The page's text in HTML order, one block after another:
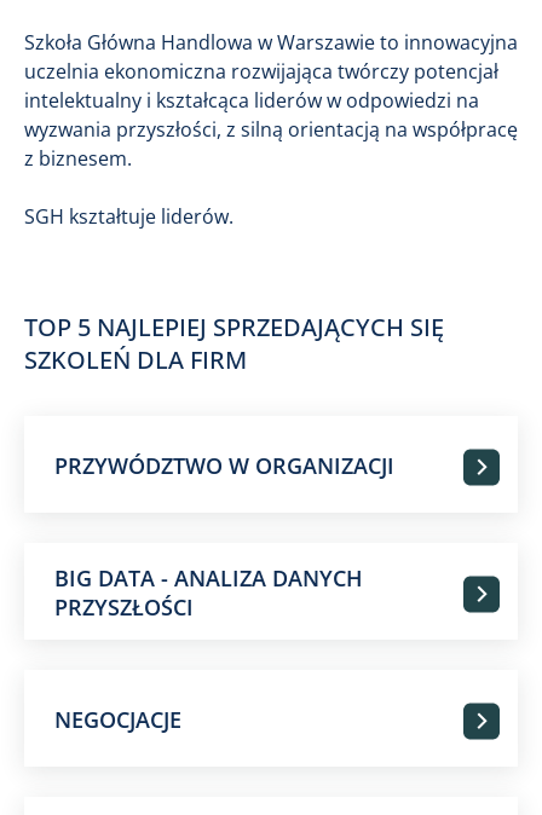
Szkoła Główna Handlowa w Warszawie to innowacyjna
uczelnia ekonomiczna rozwijająca twórczy potencjał
intelektualny i kształcąca liderów w odpowiedzi na
wyzwania przyszłości, z silną orientacją na współpracę
z biznesem.
SGH kształtuje liderów.
TOP 5 NAJLEPIEJ SPRZEDAJĄCYCH SIĘ
SZKOLEŃ DLA FIRM
PRZYWÓDZTWO W ORGANIZACJI
BIG DATA - ANALIZA DANYCH
PRZYSZŁOŚCI
NEGOCJACJE